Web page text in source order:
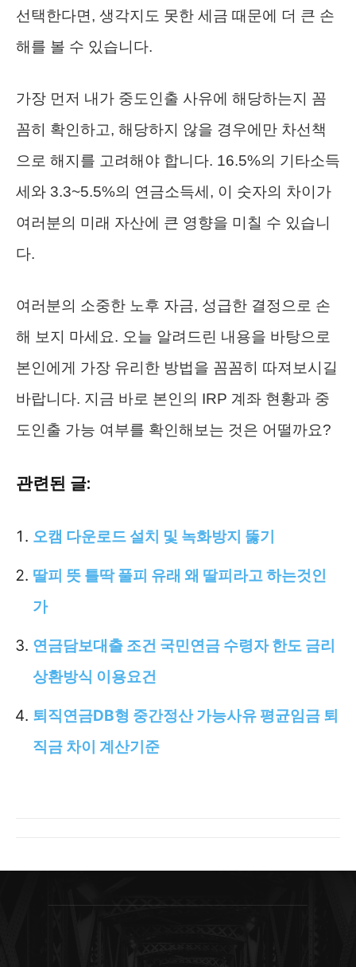
선택한다면, 생각지도 못한 세금 때문에 더 큰 손
해를 볼 수 있습니다.
가장 먼저 내가 중도인출 사유에 해당하는지 꼼
꼼히 확인하고, 해당하지 않을 경우에만 차선책
으로 해지를 고려해야 합니다. 16.5%의 기타소득
세와 3.3~5.5%의 연금소득세, 이 숫자의 차이가
여러분의 미래 자산에 큰 영향을 미칠 수 있습니
다.
여러분의 소중한 노후 자금, 성급한 결정으로 손
해 보지 마세요. 오늘 알려드린 내용을 바탕으로
본인에게 가장 유리한 방법을 꼼꼼히 따져보시길
바랍니다. 지금 바로 본인의 IRP 계좌 현황과 중
도인출 가능 여부를 확인해보는 것은 어떨까요?
관련된 글:
오캠 다운로드 설치 및 녹화방지 뚫기
딸피 뜻 틀딱 풀피 유래 왜 딸피라고 하는것인
가
연금담보대출 조건 국민연금 수령자 한도 금리
상환방식 이용요건
퇴직연금DB형 중간정산 가능사유 평균임금 퇴
직금 차이 계산기준